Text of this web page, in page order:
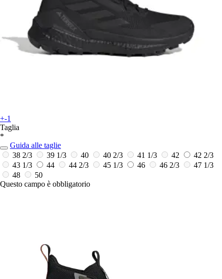
+-1
Taglia
*
Guida alle taglie
38 2/3
39 1/3 40 40 2/3 41 1/3 42
42 2/3
43 1/3
44 44 2/3 45 1/3 46 46 2/3
47 1/3
48
50
Questo campo è obbligatorio